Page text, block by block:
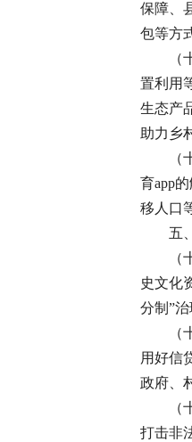
保障、
包等方
置利用
生态产
助力乡
育app
移人口
五
史文化
分制”
用好信
政府、
打击非